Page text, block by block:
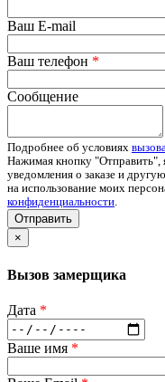
Ваш E-mail
Ваш телефон *
Сообщение
Подробнее об условиях
Нажимая кнопку "Отправить",
уведомления о заказе и
на использование моих
конфиденциальности.
Отправить
×
Вызов замерщика
Дата *
Ваше имя *